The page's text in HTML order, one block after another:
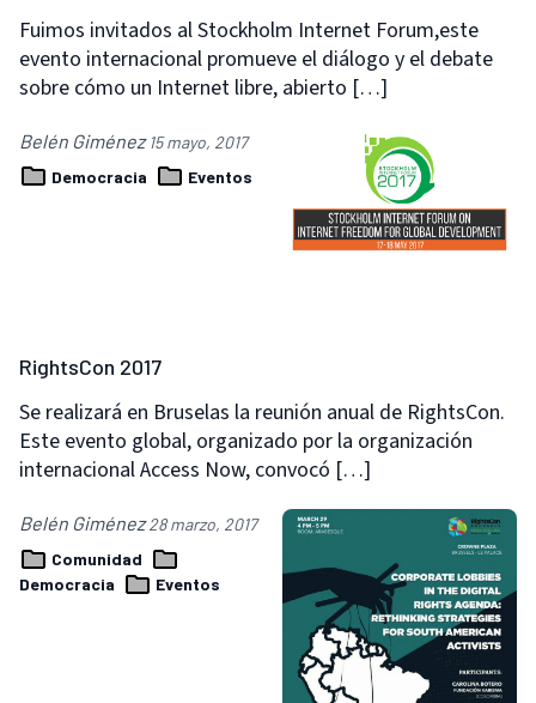
Fuimos invitados al Stockholm Internet Forum,este
evento internacional promueve el diálogo y el debate
sobre cómo un Internet libre, abierto […]
Belén Giménez 15 mayo, 2017
Democracia
Eventos
RightsCon 2017
Se realizará en Bruselas la reunión anual de RightsCon.
Este evento global, organizado por la organización
internacional Access Now, convocó […]
Belén Giménez28 marzo, 2017
Comunidad
Democracia
Eventos